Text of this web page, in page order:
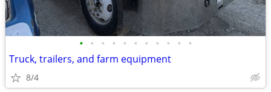
• • • • • • • • • • •
Truck, trailers, and farm equipment
8/4